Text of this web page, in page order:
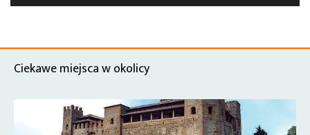
Ciekawe miejsca w okolicy